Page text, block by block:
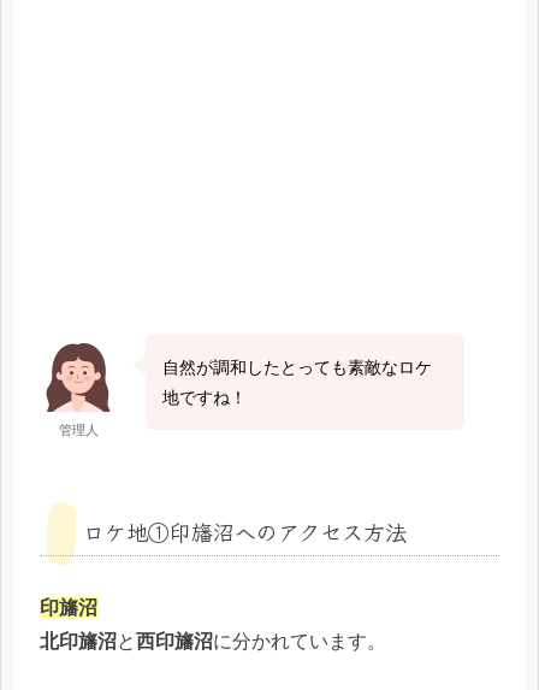
管理人
自然が調和したとっても素敵なロケ
地ですね！
ロケ地①印旛沼へのアクセス方法
印旛沼
北印旛沼と西印旛沼に分かれています。